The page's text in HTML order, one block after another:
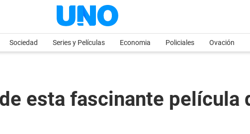
Sociedad Series y Películas Economia Policiales Ovación
esta fascinante película